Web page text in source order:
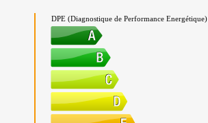
DPE (Diagnostique de Performance Energétique)